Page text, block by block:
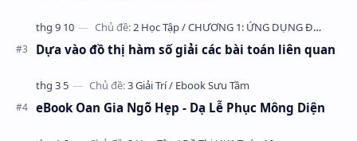
Dựa vào đồ thị hàm số giải các bài toán liên quan
eBook Oan Gia Ngõ Hẹp - Dạ Lễ Phục Mông Diện